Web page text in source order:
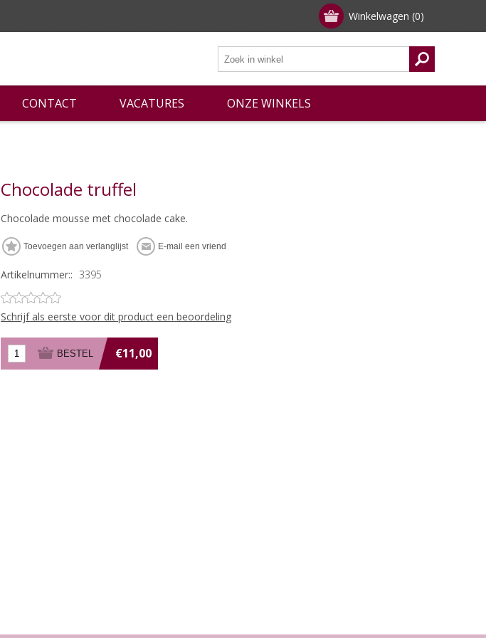
Winkelwagen (0)
CONTACT VACATURES ONZE WINKELS
Chocolade truffel
Chocolade mousse met chocolade cake.
Artikelnummer:: 3395
Schrijf als eerste voor dit product een beoordeling
€11,00